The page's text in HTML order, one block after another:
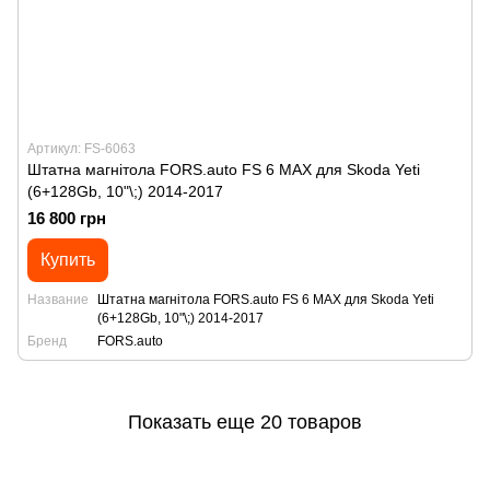
Артикул: FS-6063
Штатна магнітола FORS.auto FS 6 MAX для Skoda Yeti
(6+128Gb, 10"\;) 2014-2017
16 800 грн
Купить
Название
Штатна магнітола FORS.auto FS 6 MAX для Skoda Yeti
(6+128Gb, 10"\;) 2014-2017
Бренд
FORS.auto
Показать еще 20 товаров